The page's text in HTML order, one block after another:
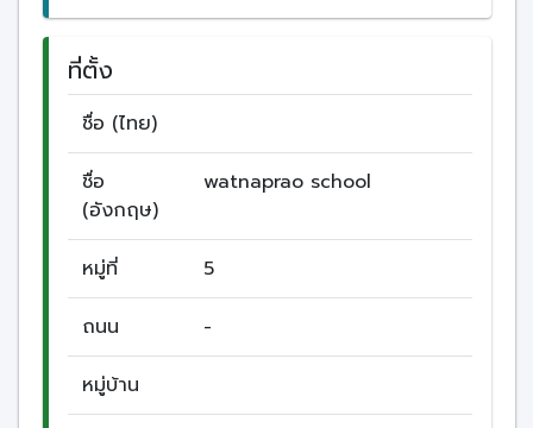
ที่ตั้ง
ชื่อ (ไทย)
ชื่อ
(อังกฤษ)
watnaprao school
หมู่ที่ 5
ถนน -
หมู่บ้าน